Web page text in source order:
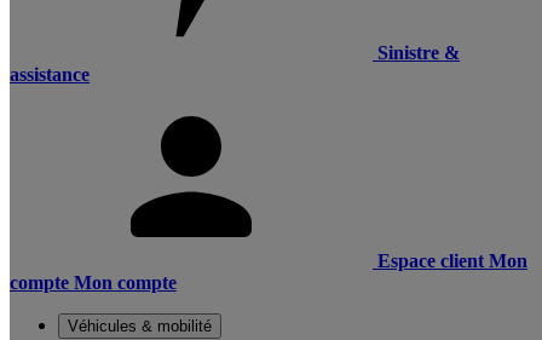
Sinistre &
assistance
Espace client Mon
compte Mon compte
Véhicules & mobilité